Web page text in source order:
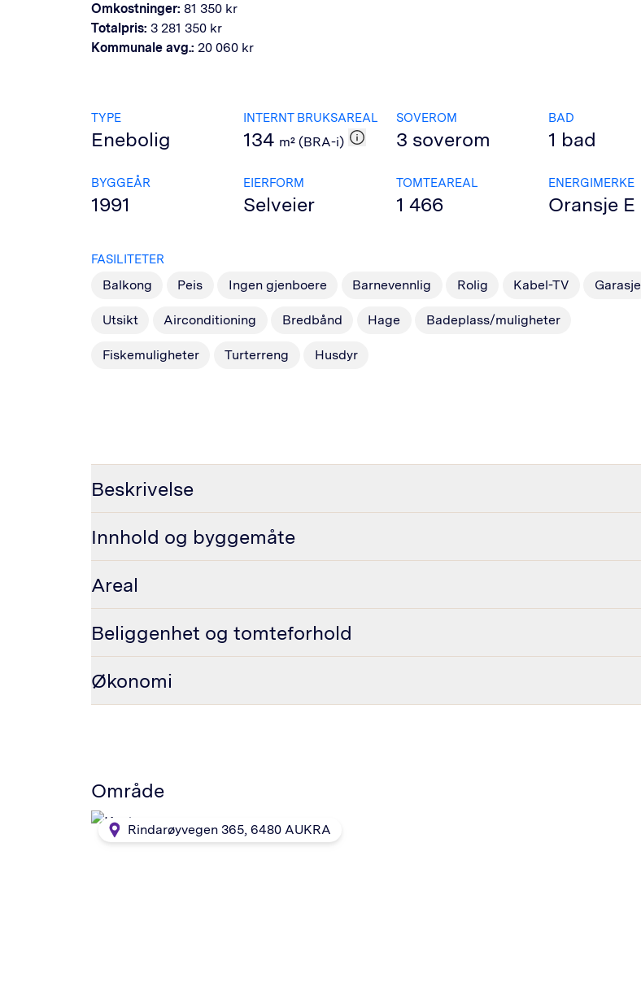
Omkostninger: 81 350 kr
Totalpris: 3 281 350 kr
Kommunale avg.: 20 060 kr
TYPE
Enebolig
INTERNT BRUKSAREAL
134 m² (BRA-i)
SOVEROM
3 soverom
BAD
1 bad
BYGGEÅR
1991
EIERFORM
Selveier
TOMTEAREAL
1 466
ENERGIMERKE
Oransje E
FASILITETER
Balkong Peis Ingen gjenboere Barnevennlig Rolig Kabel-TV Garasje
Utsikt Airconditioning Bredbånd Hage Badeplass/muligheter
Fiskemuligheter Turterreng Husdyr
Beskrivelse
Innhold og byggemåte
Areal
Beliggenhet og tomteforhold
Økonomi
Område
Rindarøyvegen 365, 6480 AUKRA